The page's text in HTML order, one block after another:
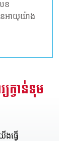
ខ
អាយុយ៉ាង
វាន់ទុម
ធ្វើ